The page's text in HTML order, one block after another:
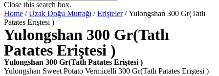
Close this search box.
Home /Uzak Doğu Mutfağı /Erişteler/ Yulongshan 300 Gr(Tatlı
Patates Eriştesi )
Yulongshan 300 Gr(Tatlı
Patates Eriştesi )
Yulongshan 300 Gr(Tatlı Patates Eriştesi )
Yulongshan Sweet Potato Vermicelli 300 Gr(Tatlı Patates Eriştesi )